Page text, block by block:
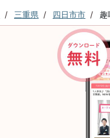
三重県 四日市市 趣